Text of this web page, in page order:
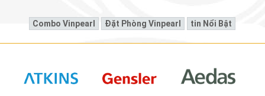
Combo Vinpearl Đặt Phòng Vinpearl Tin Nổi Bật